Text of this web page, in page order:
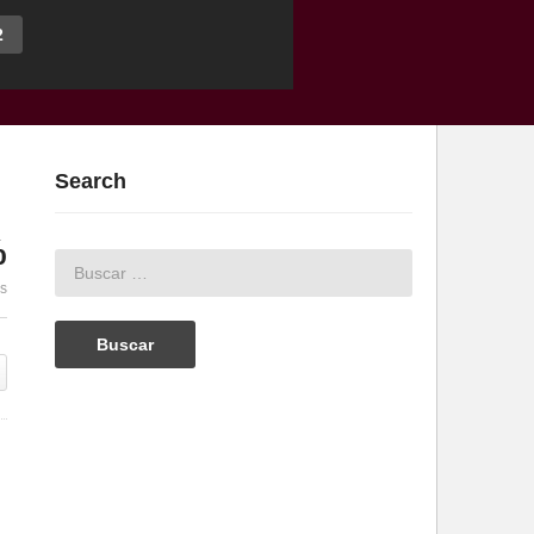
Search